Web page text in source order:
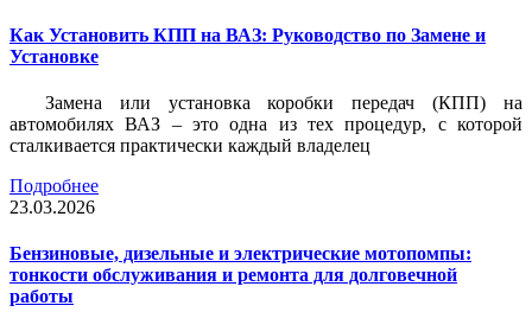
Как Установить КПП на ВАЗ: Руководство по Замене и
Установке
Замена или установка коробки передач (КПП) на
автомобилях ВАЗ – это одна из тех процедур, с которой
сталкивается практически каждый владелец
Подробнее
23.03.2026
Бензиновые, дизельные и электрические мотопомпы:
тонкости обслуживания и ремонта для долговечной
работы